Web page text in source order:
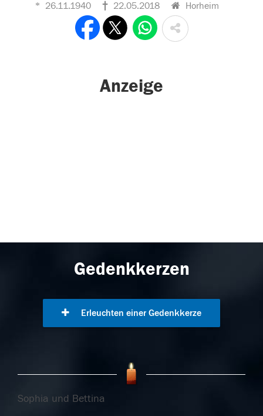
26.11.1940 22.05.2018 Horheim
Anzeige
Gedenkkerzen
Erleuchten einer Gedenkkerze
Sophia und Bettina